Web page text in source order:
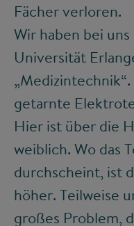
Fächer verloren.
Wir haben bei
Universität
getarnte
Hier ist über die
weiblich. Wo das
durchscheint, ist
höher. Teilweise
großes Problem,